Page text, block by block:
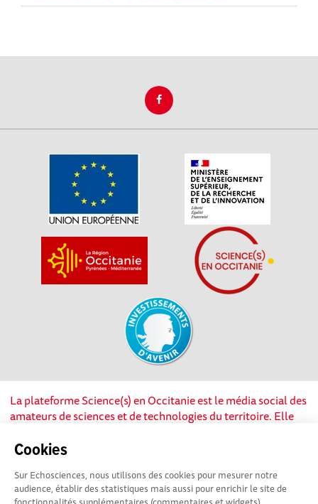
Cookies
Sur Echosciences, nous utilisons des cookies pour mesurer notre
audience, établir des statistiques mais aussi pour enrichir le site de
La plateforme Science(s) en Occitanie est le média social des
amateurs de sciences et de technologies du territoire. Elle
soutien de nombreux acteurs locaux. Ce projet est cofinancé
l’Union européenne via les fonds européen de
développement régional. Science(s) en Occitanie est une